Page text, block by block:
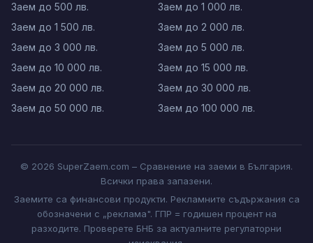
Заем до 500 лв.
Заем до 1 000 лв.
Заем до 1 500 лв.
Заем до 2 000 лв.
Заем до 3 000 лв.
Заем до 5 000 лв.
Заем до 10 000 лв.
Заем до 15 000 лв.
Заем до 20 000 лв.
Заем до 30 000 лв.
Заем до 50 000 лв.
Заем до 100 000 лв.
© 2026 SuperZaem.com – Сравнение на заеми в България.
Всички права запазени.
Заемите са финансови продукти. Рекламните съдържания са
обозначени с „реклама". ГПР = годишен процент на
разходите. Проверете БНБ за актуалните регулаторни